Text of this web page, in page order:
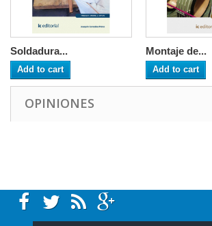
Soldadura...
Add to cart
Montaje de...
Add to cart
OPINIONES